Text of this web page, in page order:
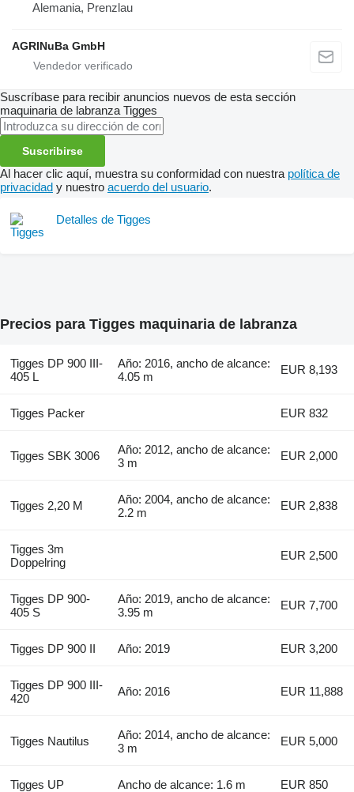
Alemania, Prenzlau
AGRINuBa GmbH
Suscríbase para recibir anuncios nuevos de esta sección
maquinaria de labranza Tigges
Suscribirse
Al hacer clic aquí, muestra su conformidad con nuestra política de
privacidad y nuestro acuerdo del usuario.
Detalles de Tigges
Precios para Tigges maquinaria de labranza
Tigges DP 900 III-
405 L
Año: 2016, ancho de alcance:
4.05 m
EUR 8,193
Tigges Packer EUR 832
Tigges SBK 3006
Año: 2012, ancho de alcance:
3 m
EUR 2,000
Tigges 2,20 M
Año: 2004, ancho de alcance:
2.2 m
EUR 2,838
Tigges 3m
Doppelring
EUR 2,500
Tigges DP 900-
405 S
Año: 2019, ancho de alcance:
3.95 m
EUR 7,700
Tigges DP 900 II Año: 2019 EUR 3,200
Tigges DP 900 III-
420
Año: 2016 EUR 11,888
Tigges Nautilus
Año: 2014, ancho de alcance:
3 m
EUR 5,000
Tigges UP Ancho de alcance: 1.6 m
EUR 850